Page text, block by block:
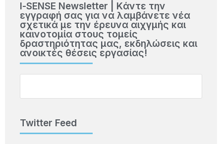
Ι-SENSE Newsletter | Kάντε την
εγγραφή σας για να λαμβάνετε νέα
σχετικά με την έρευνα αιχγμής και
καινοτομία στους τομείς
δραστηριότητας μας, εκδηλώσεις και
ανοικτές θέσεις εργασίας!
Twitter Feed